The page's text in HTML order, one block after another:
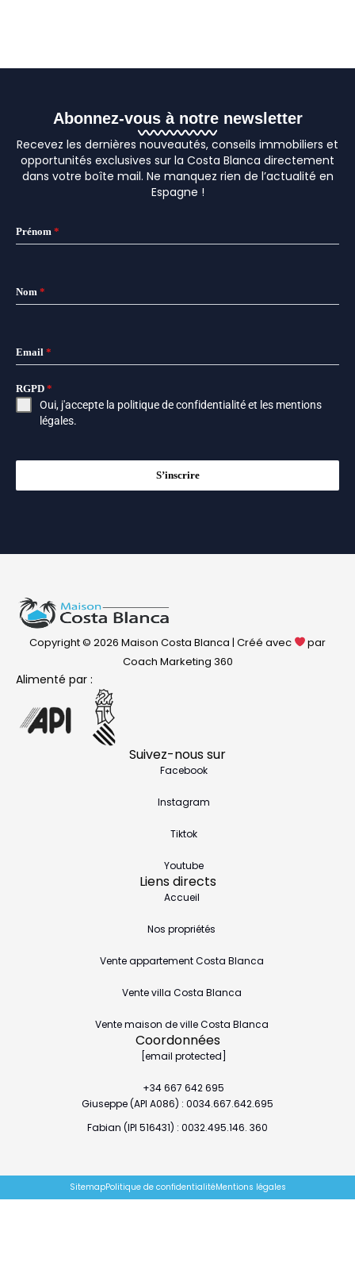
Abonnez-vous à notre newsletter
Recevez les dernières nouveautés, conseils immobiliers et
opportunités exclusives sur la Costa Blanca directement
dans votre boîte mail. Ne manquez rien de l’actualité en
Espagne !
Prénom *
Nom *
Email *
RGPD *
Oui, j'accepte la politique de confidentialitéet les mentions
légales.
S’inscrire
Copyright © 2026 Maison Costa Blanca | Créé avec
par
Coach Marketing 360
Alimenté par :
Suivez-nous sur
Facebook
Instagram
Tiktok
Youtube
Coordonnées
[email protected]
+34 667 642 695
Giuseppe (API A086) : 0034.667.642.695
Fabian (IPI 516431) : 0032.495.146. 360
Liens directs
Accueil
Nos propriétés
Vente appartement Costa Blanca
Vente villa Costa Blanca
Vente maison de ville Costa Blanca
SitemapPolitique de confidentialitéMentions légales